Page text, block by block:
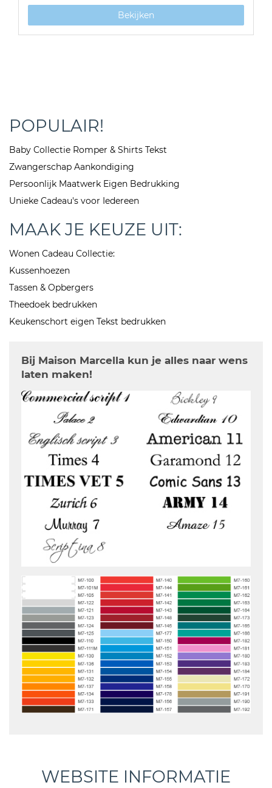
Bekijken
POPULAIR!
Baby Collectie Romper & Shirts Tekst
Zwangerschap Aankondiging
Persoonlijk Maatwerk Eigen Bedrukking
Unieke Cadeau's voor Iedereen
MAAK JE KEUZE UIT:
Wonen Cadeau Collectie:
Kussenhoezen
Tassen & Opbergers
Theedoek bedrukken
Keukenschort eigen Tekst bedrukken
Bij Maison Marcella kun je alles naar wens
laten maken!
WEBSITE INFORMATIE